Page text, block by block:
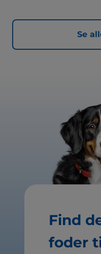
Se
Find
foder